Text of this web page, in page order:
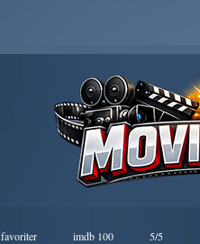
favoriter imdb 100 5/5